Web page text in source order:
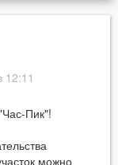
12:11
Пик"!
можно